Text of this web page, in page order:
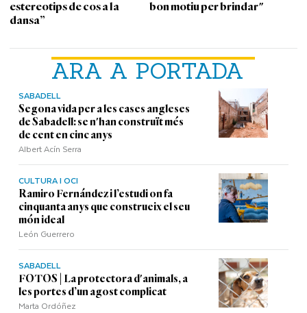
ARA A PORTADA
SABADELL
Segona vida per a les cases angleses
de Sabadell: se n'han construït més
de cent en cinc anys
Albert Acín Serra
CULTURA I OCI
Ramiro Fernández i l’estudi on fa
cinquanta anys que construeix el seu
món ideal
León Guerrero
SABADELL
FOTOS | La protectora d'animals, a
les portes d’un agost complicat
Marta Ordóñez
estereotips de cos a la
dansa”
bon motiu per brindar"